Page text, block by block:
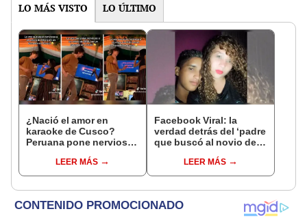
LO MÁS VISTO LO ÚLTIMO
¿Nació el amor en
karaoke de Cusco?
Peruana pone nervioso
esta canción
LEER MÁS
Facebook Viral: la
verdad detrás del ‘padre
que buscó al novio de
LEER MÁS